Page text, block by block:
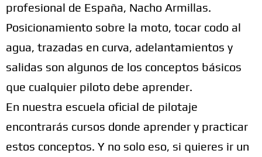
profesional de España, Nacho Armillas.
Posicionamiento sobre la moto, tocar codo al
agua, trazadas en curva, adelantamientos y
salidas son algunos de los conceptos básicos
que cualquier piloto debe aprender.
En nuestra escuela oficial de pilotaje
encontrarás cursos donde aprender y practicar
estos conceptos. Y no solo eso, si quieres ir un